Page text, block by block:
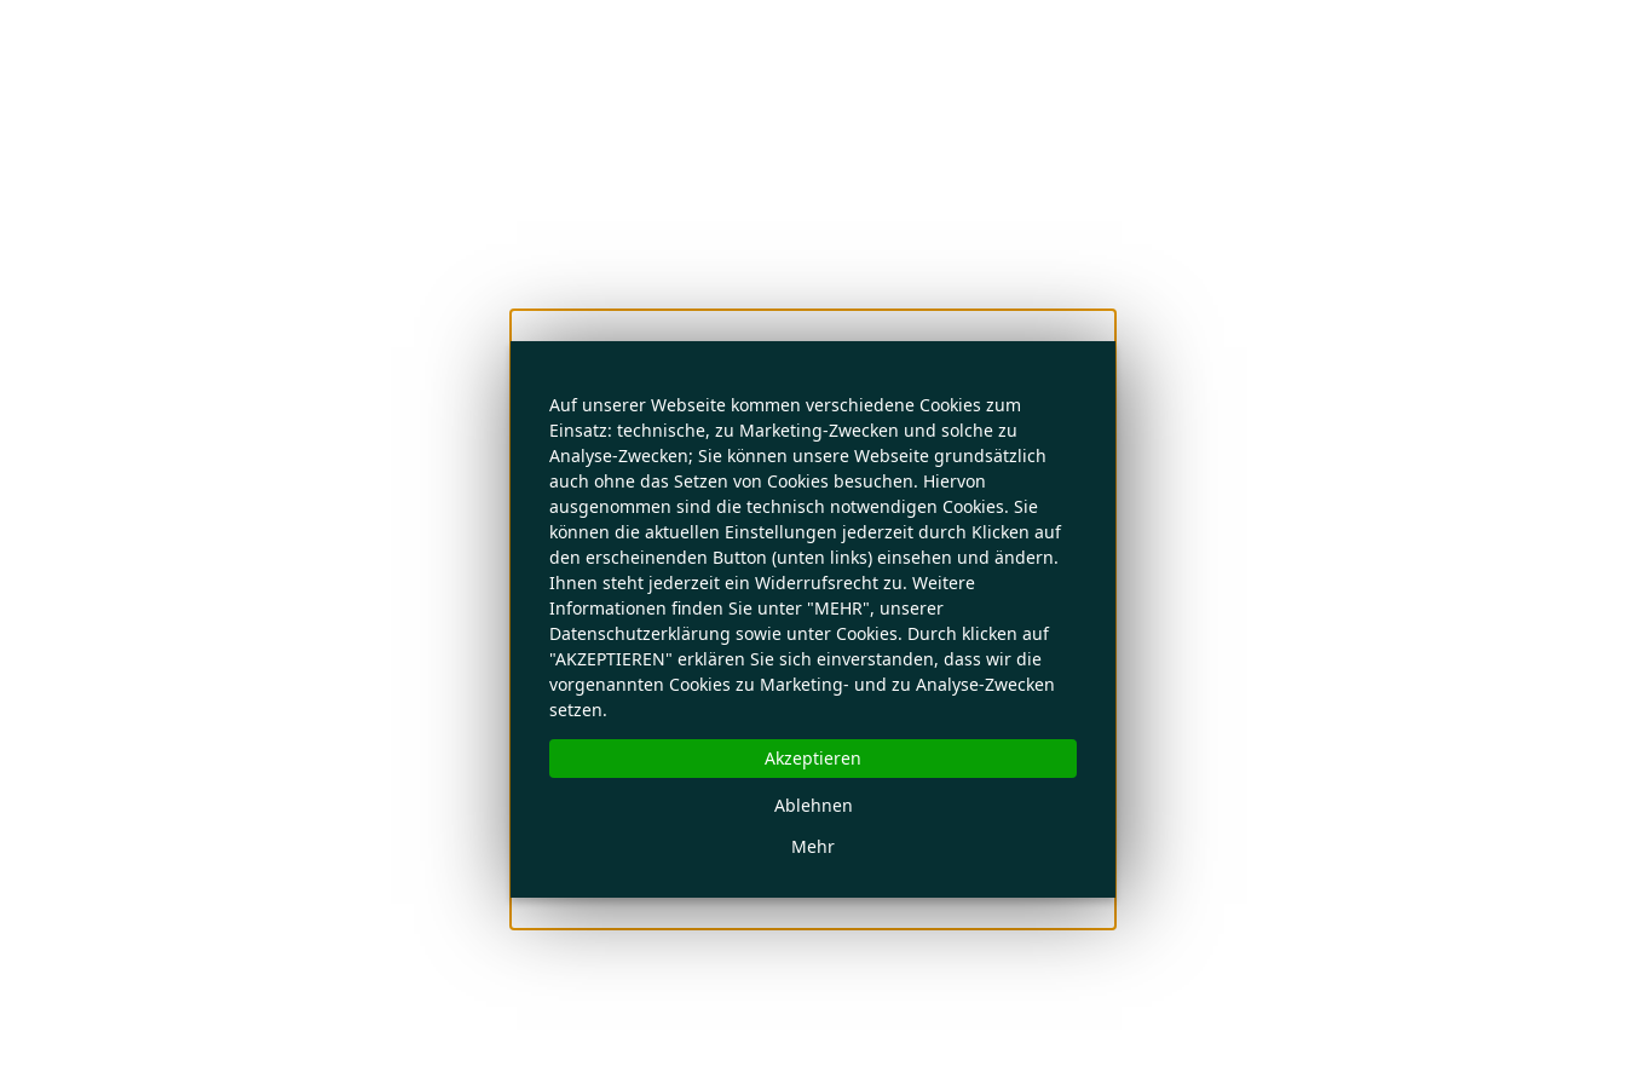
Auf unserer Webseite kommen verschiedene Cookies zum
Einsatz: technische, zu Marketing-Zwecken und solche zu
Analyse-Zwecken; Sie können unsere Webseite grundsätzlich
auch ohne das Setzen von Cookies besuchen. Hiervon
ausgenommen sind die technisch notwendigen Cookies. Sie
können die aktuellen Einstellungen jederzeit durch Klicken auf
den erscheinenden Button (unten links) einsehen und ändern.
Ihnen steht jederzeit ein Widerrufsrecht zu. Weitere
Informationen finden Sie unter "MEHR", unserer
Datenschutzerklärung sowie unter Cookies. Durch klicken auf
"AKZEPTIEREN" erklären Sie sich einverstanden, dass wir die
vorgenannten Cookies zu Marketing- und zu Analyse-Zwecken
setzen.
Mehr
Ablehnen
Akzeptieren